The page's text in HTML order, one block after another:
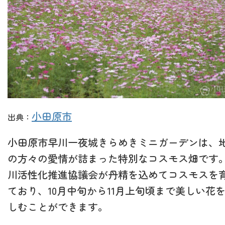
出典： 小田原市
小田原市早川一夜城きらめきミニガーデンは、
の方々の愛情が詰まった特別なコスモス畑です
川活性化推進協議会が丹精を込めてコスモスを
ており、10月中旬から11月上旬頃まで美しい花
しむことができます。